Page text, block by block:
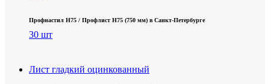
Профнастил Н75 / Профлист Н75 (750 мм) в Санкт-Петербурге
30 шт
Лист гладкий оцинкованный